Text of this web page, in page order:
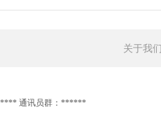
关于我
通讯员群：******